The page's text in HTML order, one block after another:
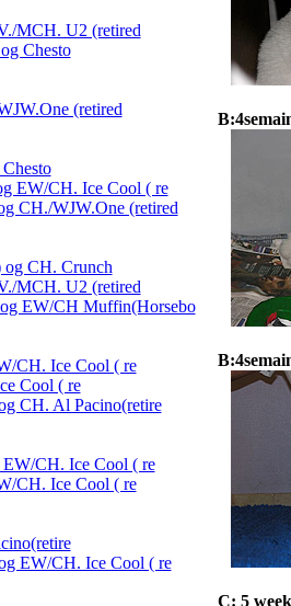
MCH. U2 (retired
Chesto
(retired
EW/CH. Ice Cool ( re
CH./WJW.One (retired
og CH. Crunch
MCH. U2 (retired
EW/CH Muffin(Horsebo
CH. Ice Cool ( re
Cool ( re
CH. Al Pacino(retire
CH. Ice Cool ( re
CH. Ice Cool ( re
EW/CH. Ice Cool ( re
C: 5